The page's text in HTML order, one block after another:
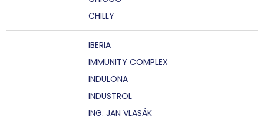
CHILLY
IBERIA
IMMUNITY COMPLEX
INDULONA
INDUSTROL
ING. JAN VLASÁK